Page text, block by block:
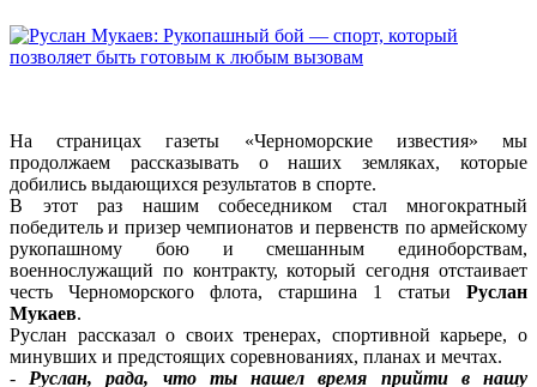
На страницах газеты «Черноморские известия» мы
продолжаем рассказывать о наших земляках, которые
добились выдающихся результатов в спорте.
В этот раз нашим собеседником стал многократный
победитель и призер чемпионатов и первенств по армейскому
рукопашному бою и смешанным единоборствам,
военнослужащий по контракту, который сегодня отстаивает
честь Черноморского флота, старшина 1 статьи Руслан
Мукаев.
Руслан рассказал о своих тренерах, спортивной карьере, о
минувших и предстоящих соревнованиях, планах и мечтах.
- Руслан, рада, что ты нашел время прийти в нашу